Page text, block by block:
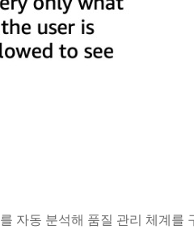
자동 분석해 품질 관리 체계를